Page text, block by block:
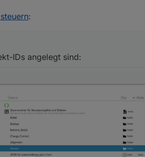
auch aktualisiert?
oder in deiner View die Objekt-ID
:
IDs angelegt sind: